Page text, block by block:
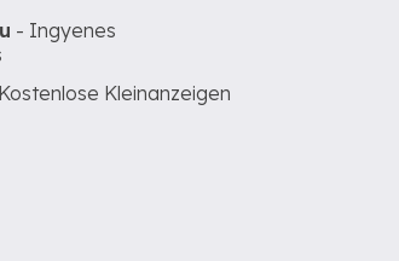
- Ingyenes
Kleinanzeigen